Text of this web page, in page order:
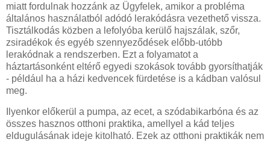
miatt fordulnak hozzánk az Ügyfelek, amikor a probléma
általános használatból adódó lerakódásra vezethető vissza.
Tisztálkodás közben a lefolyóba kerülő hajszálak, szőr,
zsiradékok és egyéb szennyeződések előbb-utóbb
lerakódnak a rendszerben. Ezt a folyamatot a
háztartásonként eltérő egyedi szokások tovább gyorsíthatják
- például ha a házi kedvencek fürdetése is a kádban valósul
meg.
Ilyenkor előkerül a pumpa, az ecet, a szódabikarbóna és az
összes hasznos otthoni praktika, amellyel a kád teljes
eldugulásának ideje kitolható. Ezek az otthoni praktikák nem